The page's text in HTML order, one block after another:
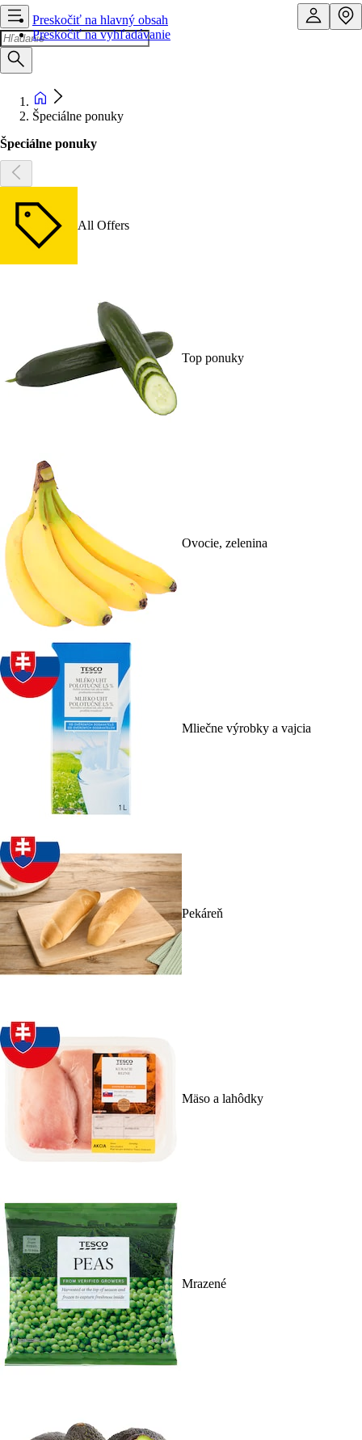
Preskočiť na hlavný obsah
Preskočiť na vyhľadávanie
Špeciálne ponuky
Špeciálne ponuky
All Offers
Top ponuky
Ovocie, zelenina
Mliečne výrobky a vajcia
Pekáreň
Mäso a lahôdky
Mrazené